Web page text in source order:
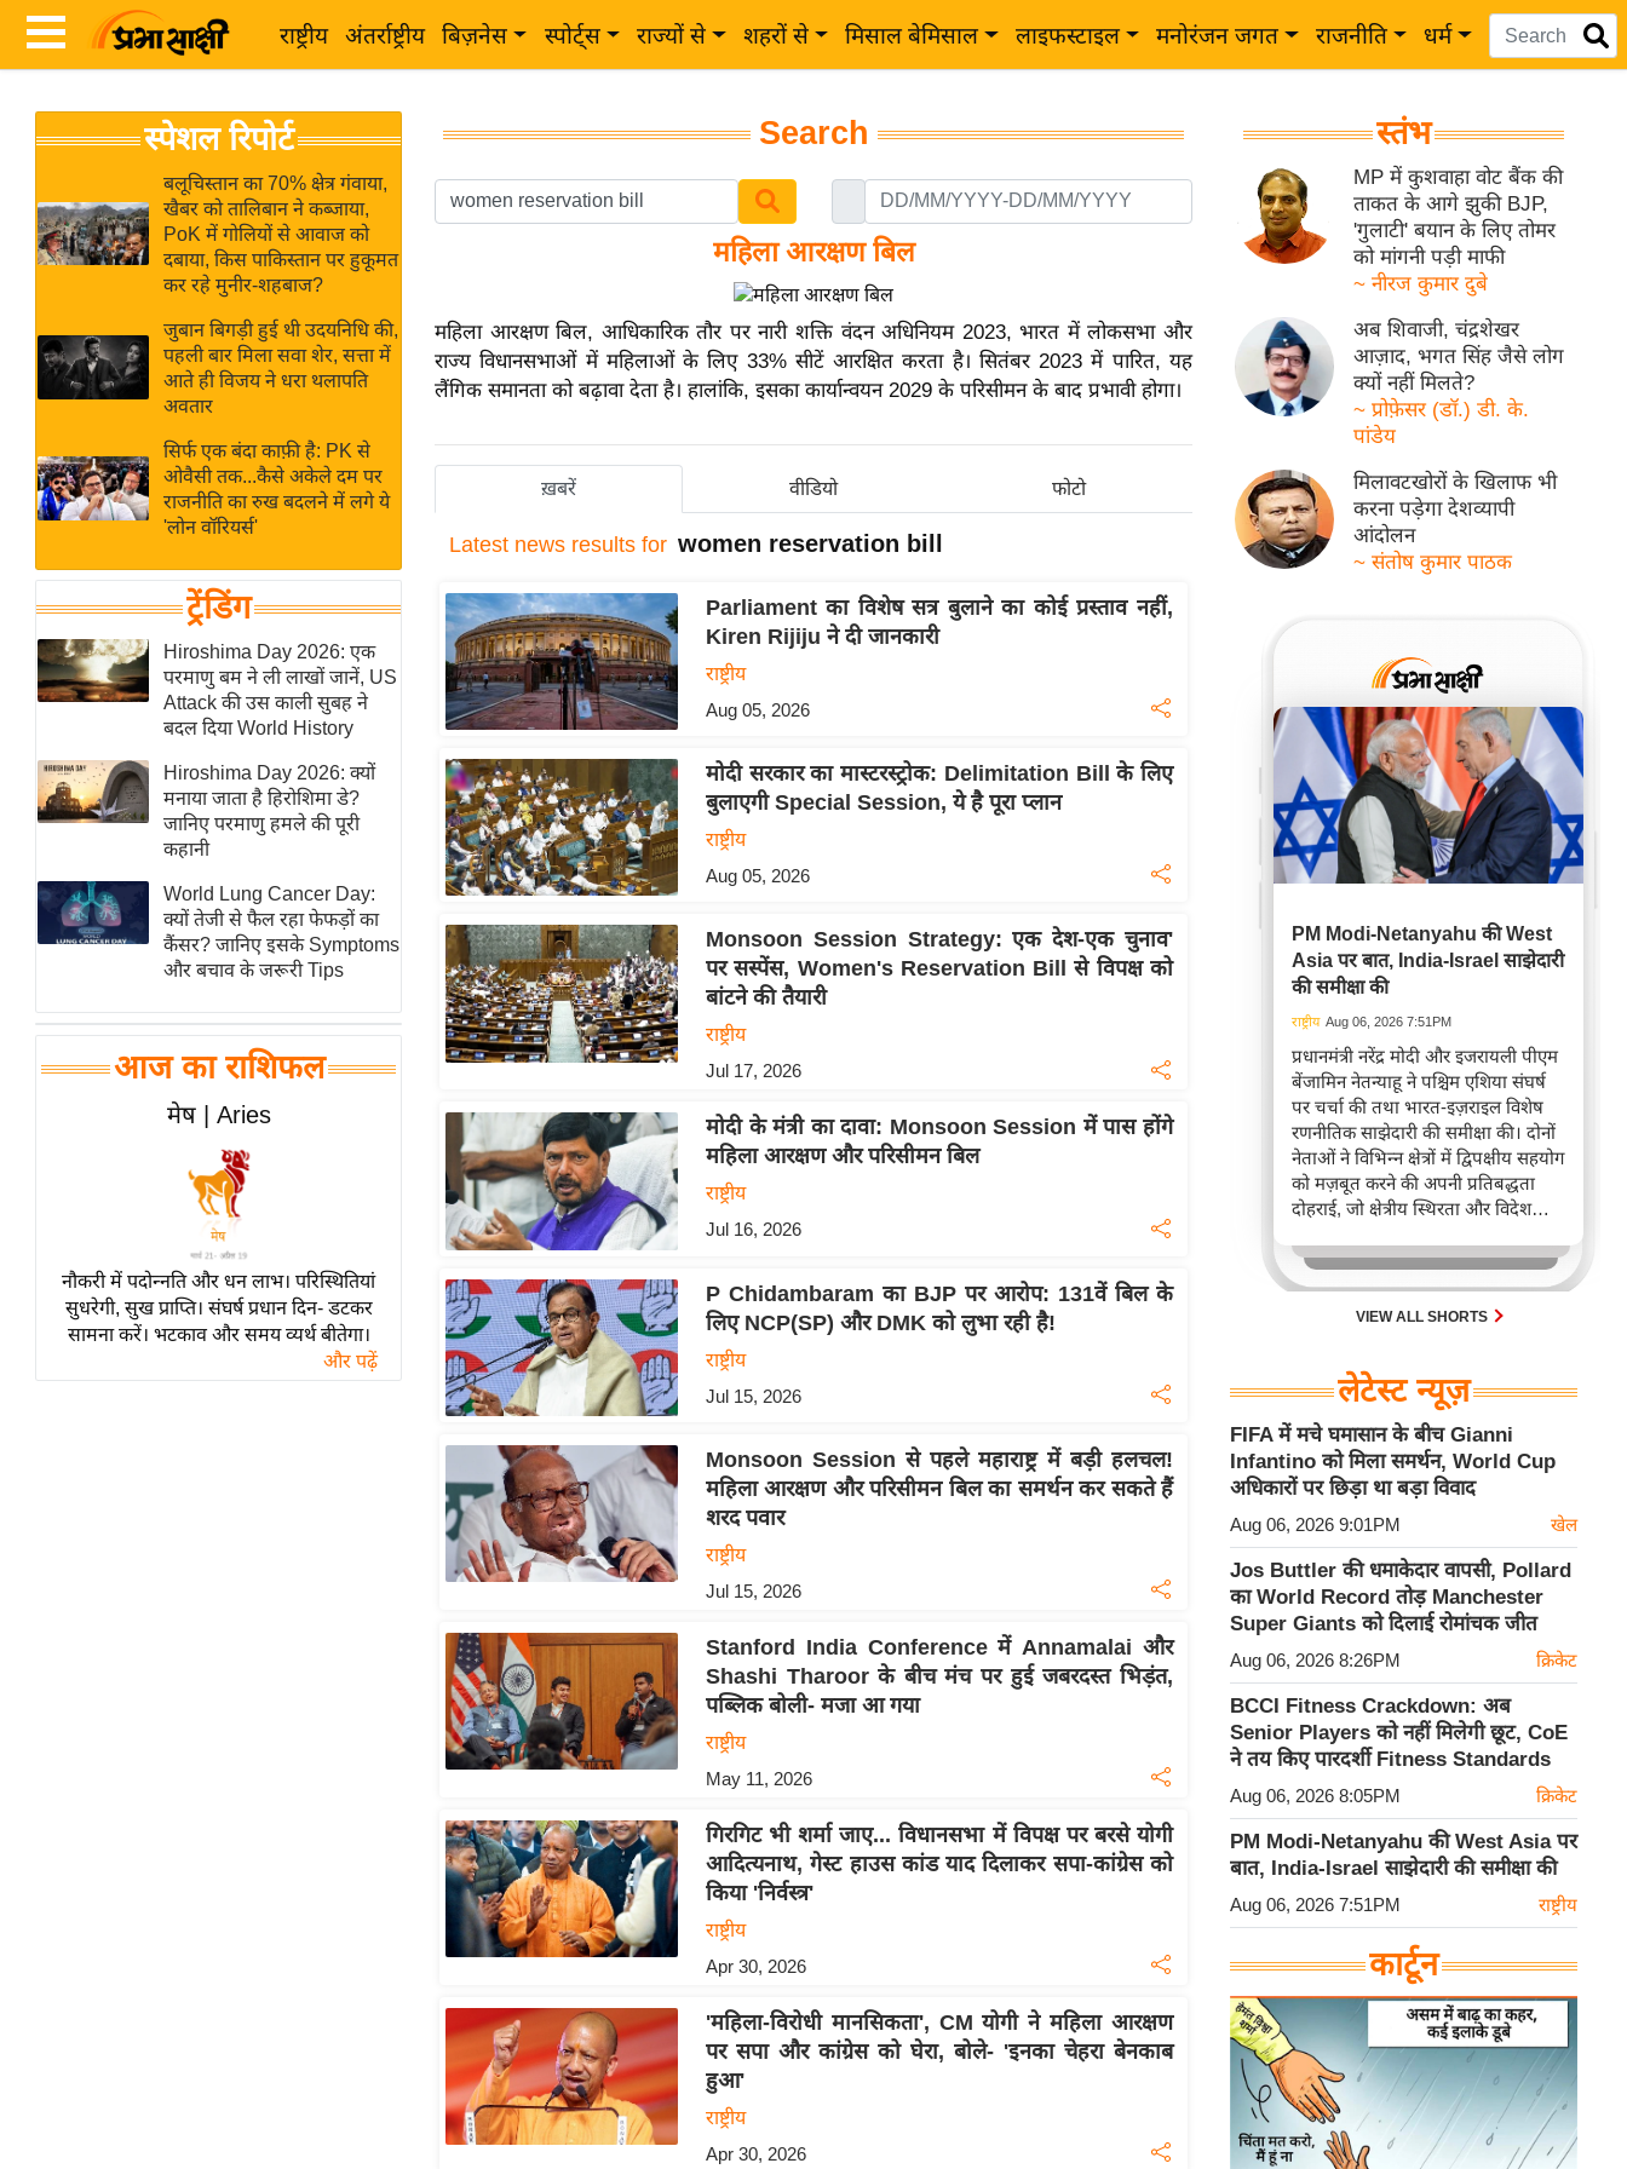
राष्ट्रीय अंतर्राष्ट्रीय बिज़नेस स्पोर्ट्स राज्यों से शहरों से मिसाल बेमिसाल लाइफस्टाइल मनोरंजन जगत राजनीति धर्म
News
Hindi
Hindi
Live
News in
Hindi
News
Hindi
Videos
ब
र
अंतर्राष्ट्रीय
बिज़नेस
उद्योग
विशेषज्ञ
राय
खेल
क्रिकेट
IPL
2026
ई-पेपर
मिसाल बेमिसाल
शख्सियत
यंग इंडिया
साहित्य जगत
ऑटो वर्ल्ड
मनोरंजन जगत
बॉलीवुड
हॉलीवुड
Breaking
लाइफस्टाइल
टेक्नॉलॉजी
ब्यूटी/फैशन
स्पेशल रिपोर्ट
बलूचिस्तान का 70% क्षेत्र गंवाया,
खैबर को तालिबान ने कब्जाया,
PoK में गोलियों से आवाज को
दबाया, किस पाकिस्तान पर हुकूमत
कर रहे मुनीर-शहबाज?
जुबान बिगड़ी हुई थी उदयनिधि की,
पहली बार मिला सवा शेर, सत्ता में
आते ही विजय ने धरा थलापति
अवतार
सिर्फ एक बंदा काफ़ी है: PK से
ओवैसी तक...कैसे अकेले दम पर
राजनीति का रुख बदलने में लगे ये
'लोन वॉरियर्स'
ट्रेंडिंग
Hiroshima Day 2026: एक
परमाणु बम ने ली लाखों जानें, US
Attack की उस काली सुबह ने
बदल दिया World History
Hiroshima Day 2026: क्यों
मनाया जाता है हिरोशिमा डे?
जानिए परमाणु हमले की पूरी
कहानी
World Lung Cancer Day:
क्यों तेजी से फैल रहा फेफड़ों का
कैंसर? जानिए इसके Symptoms
और बचाव के जरूरी Tips
आज का राशिफल
मेष | Aries
नौकरी में पदोन्नति और धन लाभ। परिस्थितियां
सुधरेगी, सुख प्राप्ति। संघर्ष प्रधान दिन- डटकर
सामना करें। भटकाव और समय व्यर्थ बीतेगा।
और पढ़ें
Search
महिला आरक्षण बिल
महिला आरक्षण बिल, आधिकारिक तौर पर नारी शक्ति वंदन अधिनियम 2023, भारत में लोकसभा और
राज्य विधानसभाओं में महिलाओं के लिए 33% सीटें आरक्षित करता है। सितंबर 2023 में पारित, यह
लैंगिक समानता को बढ़ावा देता है। हालांकि, इसका कार्यान्वयन 2029 के परिसीमन के बाद प्रभावी होगा।
ख़बरें वीडियो फोटो
Latest news results for women reservation bill
Parliament का विशेष सत्र बुलाने का कोई प्रस्ताव नहीं,
Kiren Rijiju ने दी जानकारी
राष्ट्रीय
Aug 05, 2026
मोदी सरकार का मास्टरस्ट्रोक: Delimitation Bill के लिए
बुलाएगी Special Session, ये है पूरा प्लान
राष्ट्रीय
Aug 05, 2026
Monsoon Session Strategy: एक देश-एक चुनाव'
पर सस्पेंस, Women's Reservation Bill से विपक्ष को
बांटने की तैयारी
राष्ट्रीय
Jul 17, 2026
मोदी के मंत्री का दावा: Monsoon Session में पास होंगे
महिला आरक्षण और परिसीमन बिल
राष्ट्रीय
Jul 16, 2026
P Chidambaram का BJP पर आरोप: 131वें बिल के
लिए NCP(SP) और DMK को लुभा रही है!
राष्ट्रीय
Jul 15, 2026
Monsoon Session से पहले महाराष्ट्र में बड़ी हलचल!
महिला आरक्षण और परिसीमन बिल का समर्थन कर सकते हैं
शरद पवार
राष्ट्रीय
Jul 15, 2026
Stanford India Conference में Annamalai और
Shashi Tharoor के बीच मंच पर हुई जबरदस्त भिड़ंत,
पब्लिक बोली- मजा आ गया
राष्ट्रीय
May 11, 2026
गिरगिट भी शर्मा जाए... विधानसभा में विपक्ष पर बरसे योगी
आदित्यनाथ, गेस्ट हाउस कांड याद दिलाकर सपा-कांग्रेस को
किया 'निर्वस्त्र'
राष्ट्रीय
Apr 30, 2026
'महिला-विरोधी मानसिकता', CM योगी ने महिला आरक्षण
पर सपा और कांग्रेस को घेरा, बोले- 'इनका चेहरा बेनकाब
हुआ'
राष्ट्रीय
Apr 30, 2026
स्तंभ
MP में कुशवाहा वोट बैंक की
ताकत के आगे झुकी BJP,
'गुलाटी' बयान के लिए तोमर
को मांगनी पड़ी माफी
~ नीरज कुमार दुबे
अब शिवाजी, चंद्रशेखर
आज़ाद, भगत सिंह जैसे लोग
क्यों नहीं मिलते?
~ प्रोफ़ेसर (डॉ.) डी. के.
पांडेय
मिलावटखोरों के खिलाफ भी
करना पड़ेगा देशव्यापी
आंदोलन
~ संतोष कुमार पाठक
PM Modi-Netanyahu की West
Asia पर बात, India-Israel साझेदारी
की समीक्षा की
राष्ट्रीय Aug 06, 2026 7:51PM
प्रधानमंत्री नरेंद्र मोदी और इजरायली पीएम
बेंजामिन नेतन्याहू ने पश्चिम एशिया संघर्ष
पर चर्चा की तथा भारत-इज़राइल विशेष
रणनीतिक साझेदारी की समीक्षा की। दोनों
नेताओं ने विभिन्न क्षेत्रों में द्विपक्षीय सहयोग
को मज़बूत करने की अपनी प्रतिबद्धता
दोहराई, जो क्षेत्रीय स्थिरता और विदेश
करता है।
VIEW ALL SHORTS
लेटेस्ट न्यूज़
FIFA में मचे घमासान के बीच Gianni
Infantino को मिला समर्थन, World Cup
अधिकारों पर छिड़ा था बड़ा विवाद
Aug 06, 2026 9:01PM खेल
Jos Buttler की धमाकेदार वापसी, Pollard
का World Record तोड़ Manchester
Super Giants को दिलाई रोमांचक जीत
Aug 06, 2026 8:26PM क्रिकेट
BCCI Fitness Crackdown: अब
Senior Players को नहीं मिलेगी छूट, CoE
ने तय किए पारदर्शी Fitness Standards
Aug 06, 2026 8:05PM क्रिकेट
PM Modi-Netanyahu की West Asia पर
बात, India-Israel साझेदारी की समीक्षा की
Aug 06, 2026 7:51PM राष्ट्रीय
कार्टून